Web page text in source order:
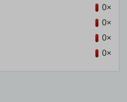
0×
0×
0×
0×